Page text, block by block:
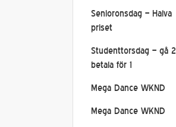
Senioronsdag – Halva
priset
Studenttorsdag – gå 2
betala för 1
Mega Dance WKND
Mega Dance WKND